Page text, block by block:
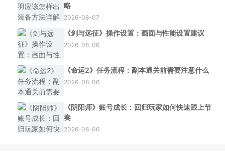
略
2026-08-07
《剑与远征》操作设置：画面与性能设置建议
2026-08-06
《命运2》任务流程：副本通关前需要注意什么
2026-08-06
《阴阳师》账号成长：回归玩家如何快速跟上节
奏
2026-08-06